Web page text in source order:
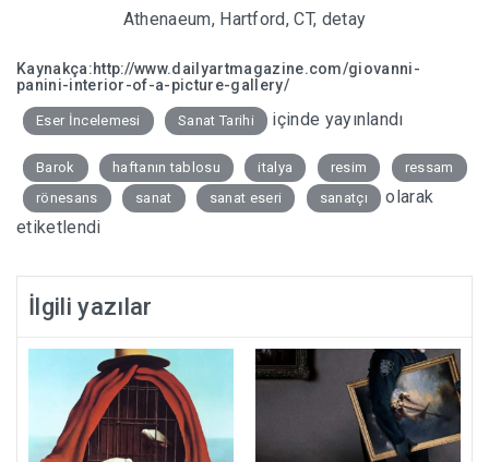
Athenaeum, Hartford, CT, detay
Kaynakça:http://www.dailyartmagazine.com/giovanni-
panini-interior-of-a-picture-gallery/
Eser İncelemesi Sanat Tarihi içinde yayınlandı
Barok haftanın tablosu italya resim
ressam
rönesans
sanat sanat eseri sanatçı
olarak
etiketlendi
İlgili yazılar